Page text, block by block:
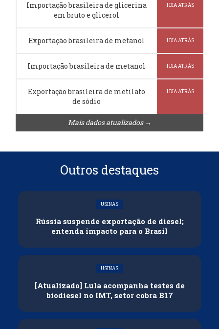
Importação brasileira de glicerina
em bruto e glicerol
1 DIA ATRÁS
Exportação brasileira de metanol 1 DIA ATRÁS
Importação brasileira de metanol 1 DIA ATRÁS
Exportação brasileira de metilato
de sódio
1 DIA ATRÁS
Mais dados atualizados →
Outros destaques
USINAS
Rússia suspende exportação de diesel;
entenda impacto para o Brasil
USINAS
[Atualizado] Lula acompanha testes de
biodiesel no IMT, setor cobra B17